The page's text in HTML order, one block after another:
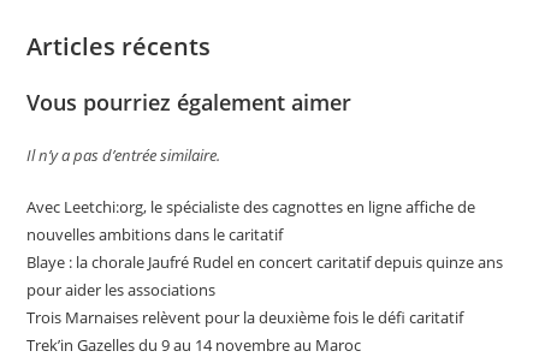
Articles récents
Vous pourriez également aimer
Il n’y a pas d’entrée similaire.
Avec Leetchi:org, le spécialiste des cagnottes en ligne affiche de
nouvelles ambitions dans le caritatif
Blaye : la chorale Jaufré Rudel en concert caritatif depuis quinze ans
pour aider les associations
Trois Marnaises relèvent pour la deuxième fois le défi caritatif
Trek’in Gazelles du 9 au 14 novembre au Maroc